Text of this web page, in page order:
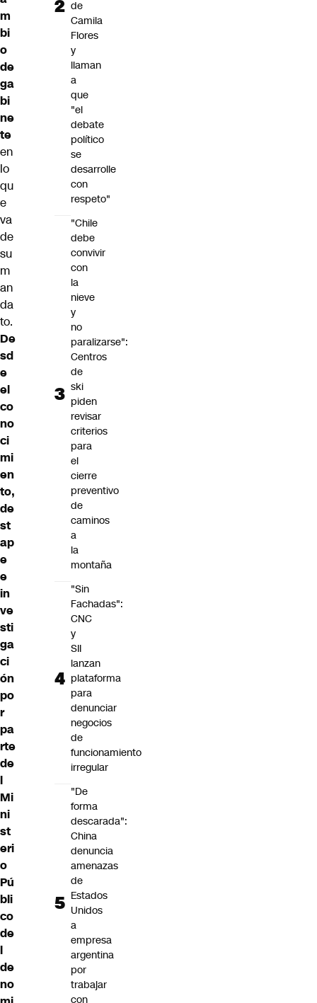
m
bi
o
de
ga
bi
ne
te
en
lo
qu
e
va
de
su
m
an
da
to.
De
sd
e
el
co
no
ci
mi
en
to,
de
st
ap
e
e
in
ve
sti
ga
ci
ón
po
r
pa
rte
de
l
Mi
ni
st
eri
o
Pú
bli
co
de
l
de
no
de
Camila
Flores
y
llaman
a
que
"el
debate
político
se
desarrolle
con
respeto"
"Chile
debe
convivir
con
la
nieve
y
no
paralizarse":
Centros
de
ski
piden
revisar
criterios
para
el
cierre
preventivo
de
caminos
a
la
montaña
"Sin
Fachadas":
CNC
y
SII
lanzan
plataforma
para
denunciar
negocios
de
funcionamiento
irregular
"De
forma
descarada":
China
denuncia
amenazas
de
Estados
Unidos
a
empresa
argentina
por
trabajar
con